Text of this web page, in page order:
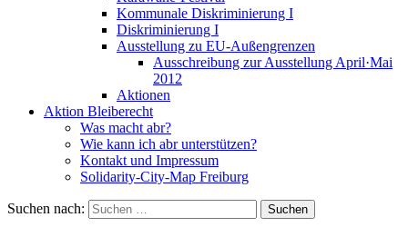
Kommunale Diskriminierung I
Diskriminierung I
Ausstellung zu EU-Außengrenzen
Ausschreibung zur Ausstellung April·Mai
2012
Aktionen
Aktion Bleiberecht
Was macht abr?
Wie kann ich abr unterstützen?
Kontakt und Impressum
Solidarity-City-Map Freiburg
Suchen nach: